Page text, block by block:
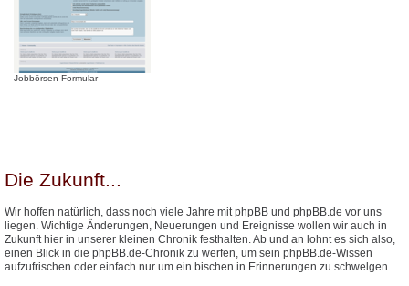
Jobbörsen-Formular
Die Zukunft...
Wir hoffen natürlich, dass noch viele Jahre mit phpBB und phpBB.de vor uns
liegen. Wichtige Änderungen, Neuerungen und Ereignisse wollen wir auch in
Zukunft hier in unserer kleinen Chronik festhalten. Ab und an lohnt es sich also,
einen Blick in die phpBB.de-Chronik zu werfen, um sein phpBB.de-Wissen
aufzufrischen oder einfach nur um ein bischen in Erinnerungen zu schwelgen.